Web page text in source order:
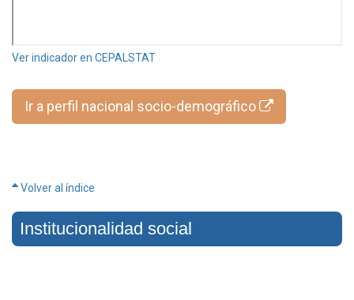
Ver indicador en CEPALSTAT
Ir a perfil nacional socio-demográfico
Volver al índice
Institucionalidad social